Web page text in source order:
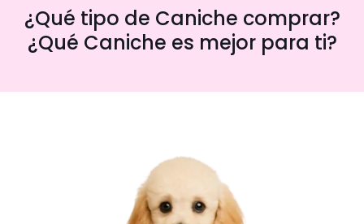
¿Qué tipo de Caniche comprar?
¿Qué Caniche es mejor para ti?